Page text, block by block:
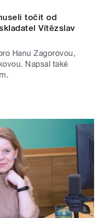
točit od
Vítězslav
Hanu Zagorovou,
Napsal také